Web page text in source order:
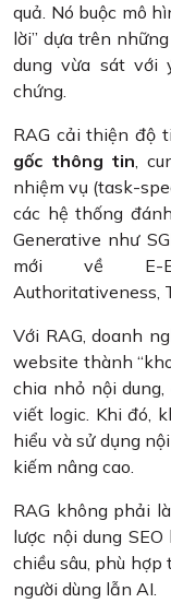
quả. Nó buộc mô
lời” dựa trên
dung vừa sát với
chứng.
RAG cải thiện độ
gốc thông tin,
nhiệm vụ (task-
các hệ thống
Generative như
mới về E-E-
Authoritativeness,
Với RAG, doanh
website thành
chia nhỏ nội
viết logic. Khi đó,
hiểu và sử dụng
kiếm nâng cao.
RAG không phải
lược nội dung
chiều sâu, phù
người dùng lẫn AI.